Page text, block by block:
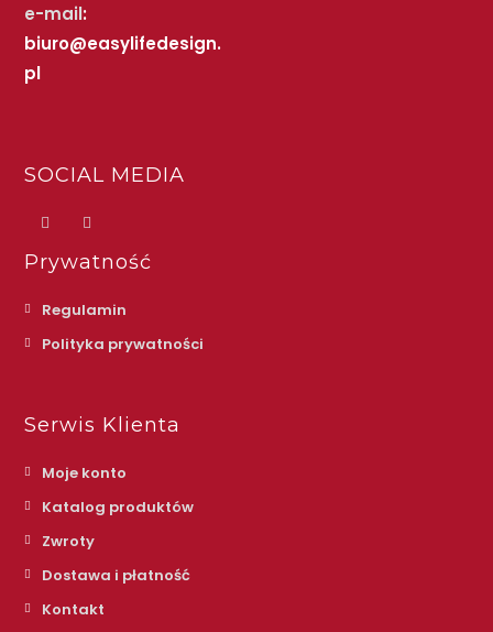
e-mail:
biuro@easylifedesign.
pl
SOCIAL MEDIA
Prywatność
Regulamin
Polityka prywatności
Serwis Klienta
Moje konto
Katalog produktów
Zwroty
Dostawa i płatność
Kontakt